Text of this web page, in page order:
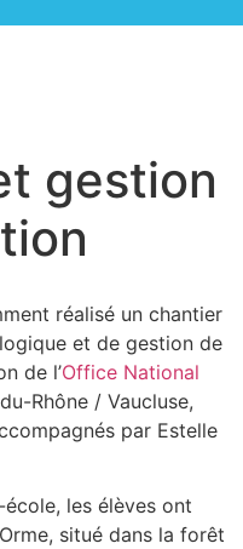
gestion
réalisé un chantier
et de gestion de
de l’Office National
Rhône / Vaucluse,
par Estelle
les élèves ont
situé dans la forêt